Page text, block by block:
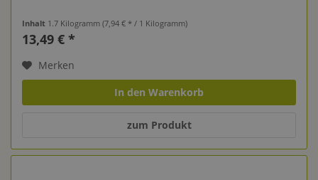
Inhalt 1.7 Kilogramm(7,94 € * / 1 Kilogramm)
13,49 € *
Merken
In den Warenkorb
zum Produkt